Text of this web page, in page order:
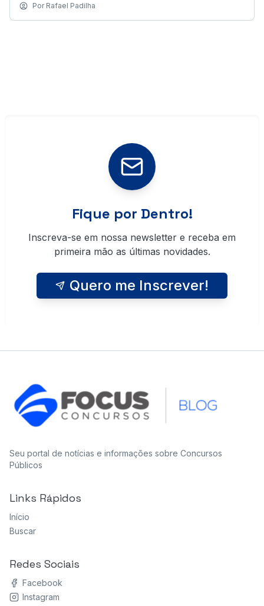
Por Rafael Padilha
Fique por Dentro!
Inscreva-se em nossa newsletter e receba em
primeira mão as últimas novidades.
Quero me Inscrever!
Seu portal de notícias e informações sobre Concursos
Públicos
Links Rápidos
Início
Buscar
Redes Sociais
Facebook
Instagram